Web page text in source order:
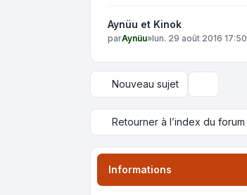
Aynüu et Kinok
parAynüu»lun. 29 août 2016 17:50
Nouveau sujet
Retourner à l’index du forum
Informations